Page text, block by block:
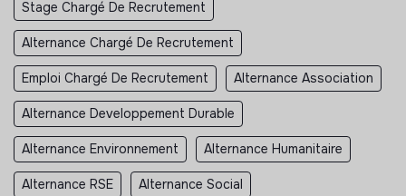
Stage Chargé De Recrutement
Alternance Chargé De Recrutement
Emploi Chargé De Recrutement Alternance Association
Alternance Developpement Durable
Alternance Environnement Alternance Humanitaire
Alternance RSE Alternance Social